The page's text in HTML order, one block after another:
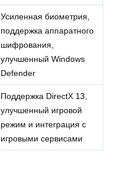
Усиленная биометрия,
поддержка аппаратного
шифрования,
улучшенный Windows
Defender
Поддержка DirectX 13,
улучшенный игровой
режим и интеграция с
игровыми сервисами